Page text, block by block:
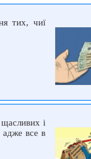
тих, чиї
і
адже все в